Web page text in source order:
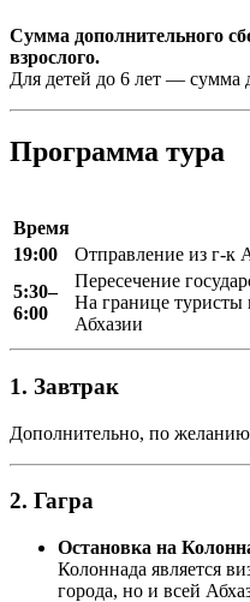
Сумма дополнительного
взрослого.
Для детей до 6 лет — сумма
Программа тура
Время
19:00
Отправление из г-к
5:30–
6:00
Пересечение
На границе туристы
Абхазии
1. Завтрак
Дополнительно, по
2. Гагра
Остановка на
Колоннада является
города, но и всей